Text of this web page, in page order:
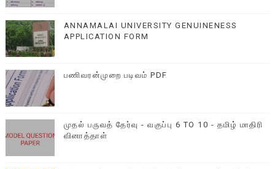
ANNAMALAI UNIVERSITY GENUINENESS
APPLICATION FORM
பணிவரன்முறை படிவம் PDF
முதல் பருவத் தேர்வு - வகுப்பு 6 TO 10 - தமிழ் மாதிரி
வினாத்தாள்